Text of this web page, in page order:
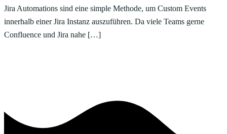
Jira Automations sind eine simple Methode, um Custom Events
innerhalb einer Jira Instanz auszuführen. Da viele Teams gerne
Confluence und Jira nahe […]